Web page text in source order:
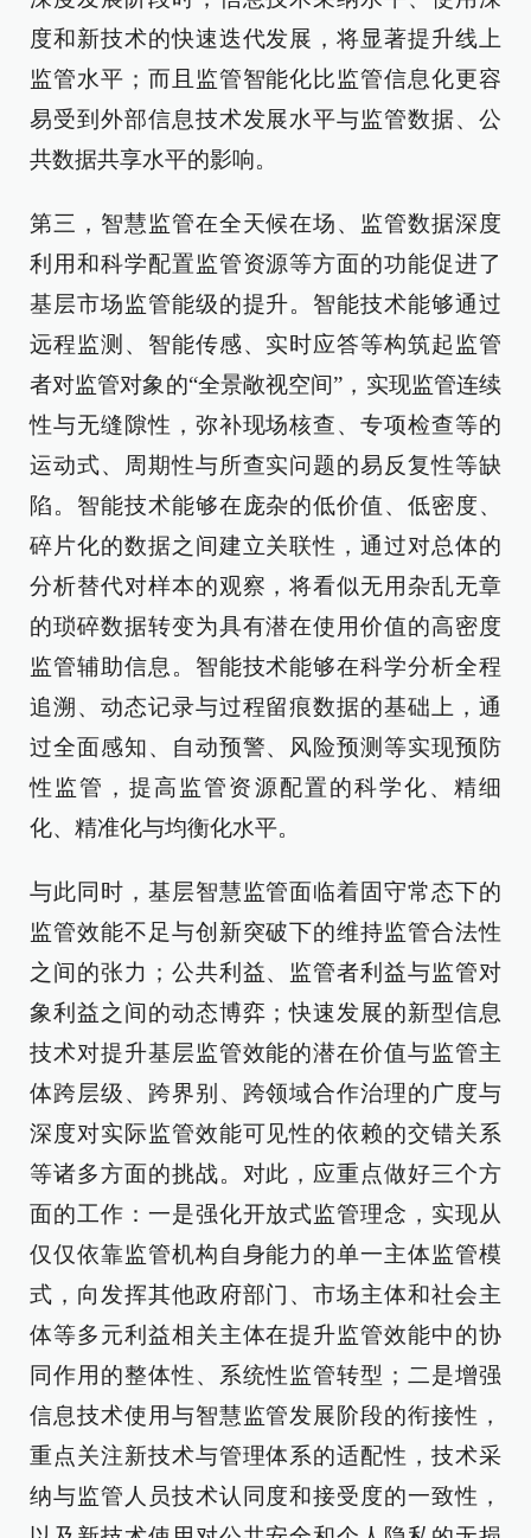
度和新技术的快速迭代发展，将显著提升线上
监管水平；而且监管智能化比监管信息化更容
易受到外部信息技术发展水平与监管数据、公
共数据共享水平的影响。
第三，智慧监管在全天候在场、监管数据深度
利用和科学配置监管资源等方面的功能促进了
基层市场监管能级的提升。智能技术能够通过
远程监测、智能传感、实时应答等构筑起监管
者对监管对象的“全景敞视空间”，实现监管连续
性与无缝隙性，弥补现场核查、专项检查等的
运动式、周期性与所查实问题的易反复性等缺
陷。智能技术能够在庞杂的低价值、低密度、
碎片化的数据之间建立关联性，通过对总体的
分析替代对样本的观察，将看似无用杂乱无章
的琐碎数据转变为具有潜在使用价值的高密度
监管辅助信息。智能技术能够在科学分析全程
追溯、动态记录与过程留痕数据的基础上，通
过全面感知、自动预警、风险预测等实现预防
性监管，提高监管资源配置的科学化、精细
化、精准化与均衡化水平。
与此同时，基层智慧监管面临着固守常态下的
监管效能不足与创新突破下的维持监管合法性
之间的张力；公共利益、监管者利益与监管对
象利益之间的动态博弈；快速发展的新型信息
技术对提升基层监管效能的潜在价值与监管主
体跨层级、跨界别、跨领域合作治理的广度与
深度对实际监管效能可见性的依赖的交错关系
等诸多方面的挑战。对此，应重点做好三个方
面的工作：一是强化开放式监管理念，实现从
仅仅依靠监管机构自身能力的单一主体监管模
式，向发挥其他政府部门、市场主体和社会主
体等多元利益相关主体在提升监管效能中的协
同作用的整体性、系统性监管转型；二是增强
信息技术使用与智慧监管发展阶段的衔接性，
重点关注新技术与管理体系的适配性，技术采
纳与监管人员技术认同度和接受度的一致性，